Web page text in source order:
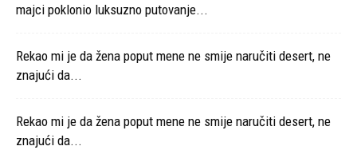
majci poklonio luksuzno putovanje...
Rekao mi je da žena poput mene ne smije naručiti desert, ne
znajući da...
Rekao mi je da žena poput mene ne smije naručiti desert, ne
znajući da...